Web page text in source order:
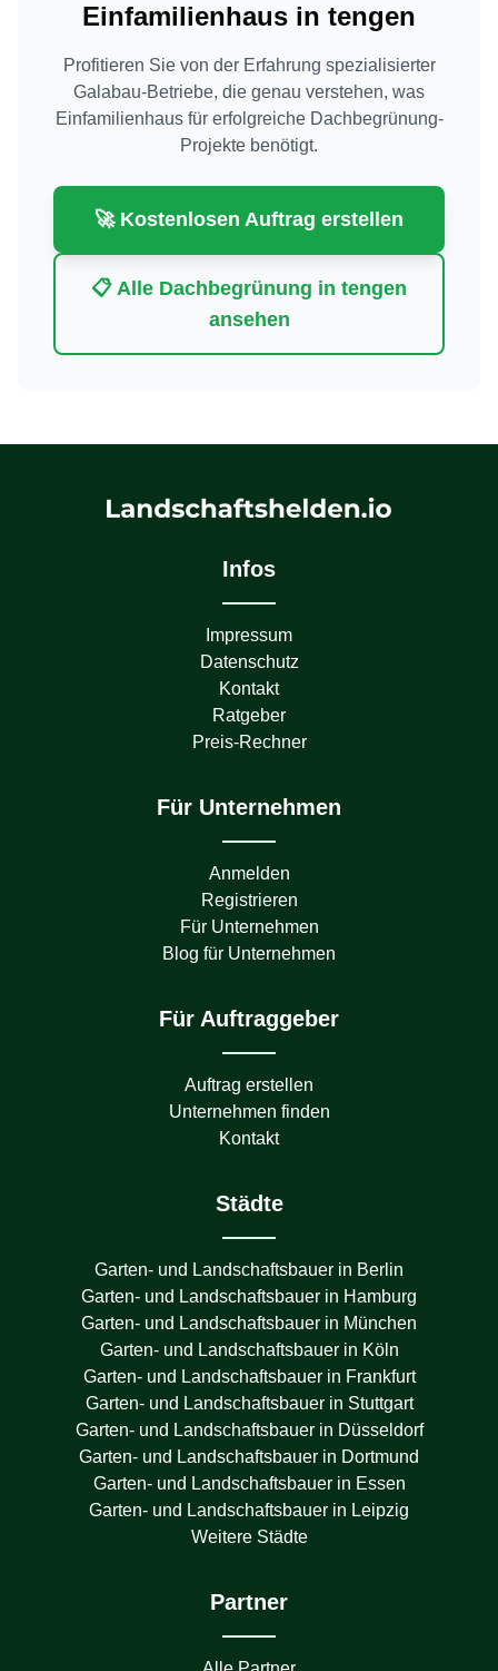
Einfamilienhaus in tengen
Profitieren Sie von der Erfahrung spezialisierter
Galabau-Betriebe, die genau verstehen, was
Einfamilienhausfür erfolgreiche Dachbegrünung-
Projekte benötigt.
🚀 Kostenlosen Auftrag erstellen
📋 Alle Dachbegrünung in tengen
ansehen
Infos
Impressum
Datenschutz
Kontakt
Ratgeber
Preis-Rechner
Für Unternehmen
Anmelden
Registrieren
Für Unternehmen
Blog für Unternehmen
Für Auftraggeber
Auftrag erstellen
Unternehmen finden
Kontakt
Städte
Garten- und Landschaftsbauer in Berlin
Garten- und Landschaftsbauer in Hamburg
Garten- und Landschaftsbauer in München
Garten- und Landschaftsbauer in Köln
Garten- und Landschaftsbauer in Frankfurt
Garten- und Landschaftsbauer in Stuttgart
Garten- und Landschaftsbauer in Düsseldorf
Garten- und Landschaftsbauer in Dortmund
Garten- und Landschaftsbauer in Essen
Garten- und Landschaftsbauer in Leipzig
Weitere Städte
Partner